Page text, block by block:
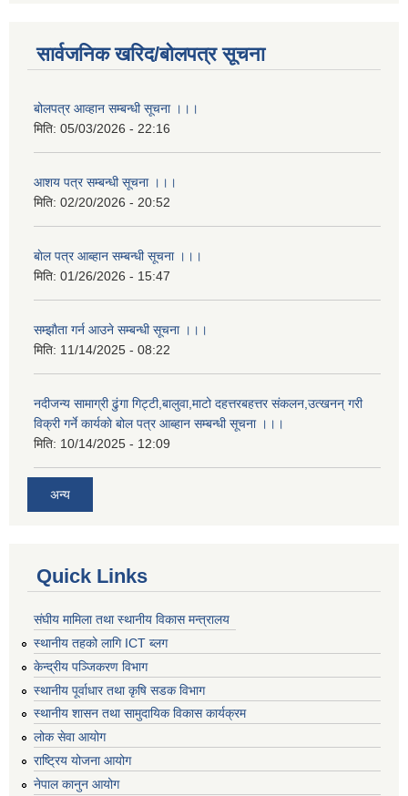
सार्वजनिक खरिद/बोलपत्र सूचना
बोलपत्र आव्हान सम्बन्धी सूचना ।।।
मिति: 05/03/2026 - 22:16
आशय पत्र सम्बन्धी सूचना ।।।
मिति: 02/20/2026 - 20:52
बाेल पत्र आब्हान सम्बन्धी सूचना ।।।
मिति: 01/26/2026 - 15:47
सम्झाैता गर्न आउने सम्बन्धी सूचना ।।।
मिति: 11/14/2025 - 08:22
नदीजन्य सामाग्री ढुंगा गिट्टी,बालुवा,माटो दहत्तरबहत्तर संकलन,उत्खनन् गरी
विक्री गर्ने कार्यकाे बोल पत्र आब्हान सम्बन्धी सूचना ।।।
मिति: 10/14/2025 - 12:09
अन्य
Quick Links
संघीय मामिला तथा स्थानीय विकास मन्त्रालय
स्थानीय तहको लागि ICT ब्लग
केन्द्रीय पञ्जिकरण विभाग
स्थानीय पूर्वाधार तथा कृषि सडक विभाग
स्थानीय शासन तथा सामुदायिक विकास कार्यक्रम
लोक सेवा आयोग
राष्ट्रिय योजना आयोग
नेपाल कानुन आयोग